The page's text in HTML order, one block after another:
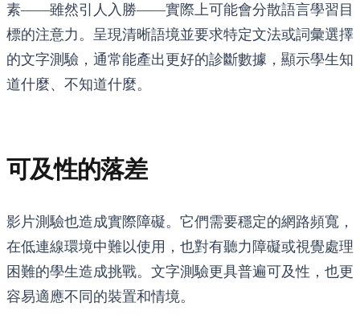
素——雖然引人入勝——實際上可能會分散語言學習目
標的注意力。呈現清晰語境並要求特定文法或詞彙選擇
的文字測驗，通常能產出更好的診斷數據，顯示學生知
道什麼、不知道什麼。
可及性的落差
影片測驗也造成實際障礙。它們需要穩定的網路頻寬，
在低連線環境中難以使用，也對有聽力障礙或視覺處理
困難的學生造成挑戰。文字測驗更具普遍可及性，也更
容易適應不同的裝置和情境。